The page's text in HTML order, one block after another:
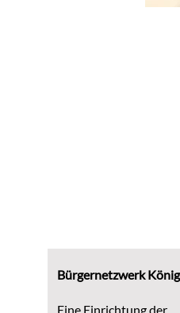
Bürgernetzwerk
Eine Einrichtung der